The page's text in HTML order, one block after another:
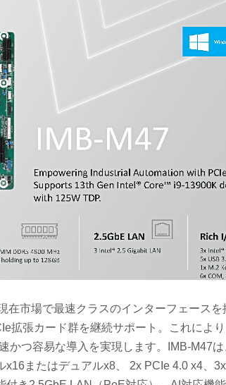
在市場で最速クラスのインターフェース
拡張カード群を継続サポート。これによ
かつ容易な導入を実現します。IMB-M47
またはデュアルx8、 2x PCIe 4.0 x4、